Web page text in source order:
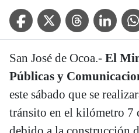
Facebook IconTwitter IconThreads Icon
Linkedin
San José de Ocoa.- El
Públicas y
este sábado que se
tránsito en el kilómetro 7